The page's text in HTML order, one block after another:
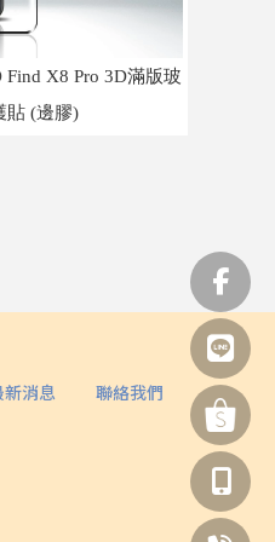
Find X8 Pro 3D滿版玻
貼 (邊膠)
新消息 聯絡我們